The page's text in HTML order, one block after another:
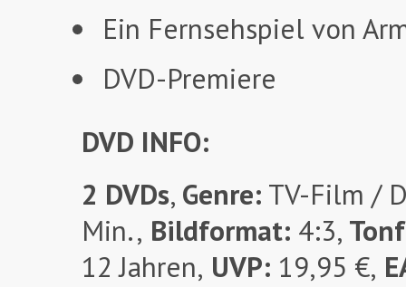
Ein Fernsehspiel von
DVD-Premiere
DVD INFO:
2 DVDs, Genre: TV-Film /
Min., Bildformat: 4:3,
12 Jahren, UVP: 19,95 €,